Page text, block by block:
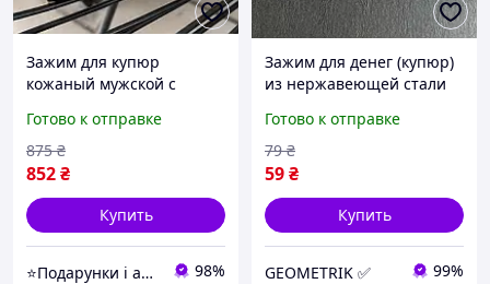
Зажим для купюр
кожаный мужской с
коричневый
Готово к отправке
852₴
875 ₴
Купить
⭐Подарунки і аксесуари⭐ 98%
Зажим для денег (купюр)
из нержавеющей стали
Готово к отправке
59₴
79 ₴
Купить
GEOMETRIK ✅ 99%